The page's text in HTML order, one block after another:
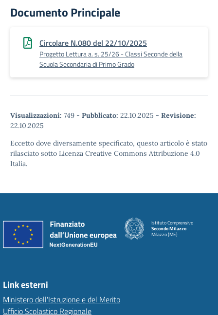
Documento Principale
Circolare N.080 del 22/10/2025
Progetto Lettura a. s. 25/26 - Classi Seconde della
Scuola Secondaria di Primo Grado
Visualizzazioni: 749 - Pubblicato: 22.10.2025 - Revisione:
22.10.2025
Eccetto dove diversamente specificato, questo articolo è stato
rilasciato sotto Licenza Creative Commons Attribuzione 4.0
Italia.
Istituto Comprensivo
Secondo Milazzo
Milazzo (ME)
Link esterni
Ministero dell'Istruzione e del Merito
Ufficio Scolastico Regionale